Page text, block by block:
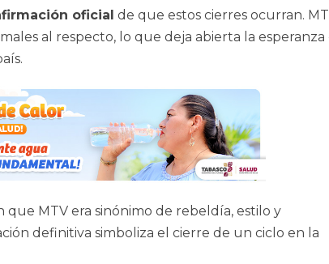
oficial de que estos cierres ocurran.
al respecto, lo que deja abierta la
que MTV era sinónimo de rebeldía, estilo y
definitiva simboliza el cierre de un ciclo en la